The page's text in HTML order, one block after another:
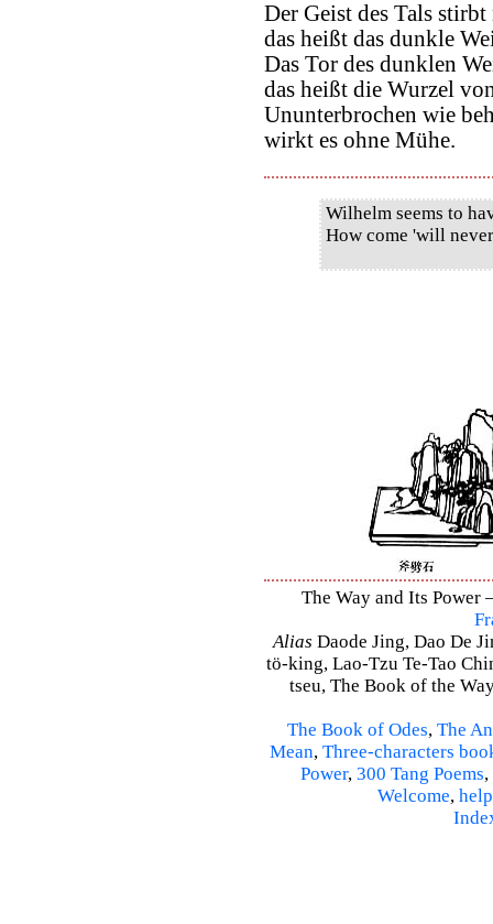
Der Geist des Tals
das heißt das dunkle
Das Tor des dunklen
das heißt die Wurzel
Ununterbrochen wie
wirkt es ohne Mühe.
Wilhelm seems to
How come 'will
The Way and Its Power
Alias Daode Jing, Dao De
tö-king, Lao-Tzu Te-Tao
tseu, The Book of the
The Book of Odes, The
Mean, Three-characters
Power, 300 Tang Poems,
Welcome, help